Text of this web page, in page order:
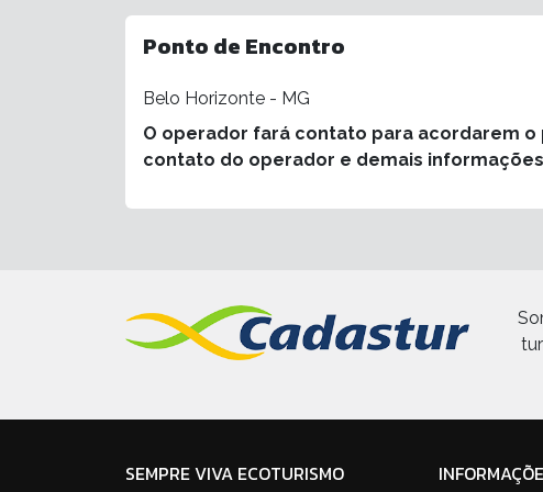
Ponto de Encontro
Belo Horizonte - MG
O operador fará contato para acordarem
contato do operador e demais
SEMPRE VIVA ECOTURISMO